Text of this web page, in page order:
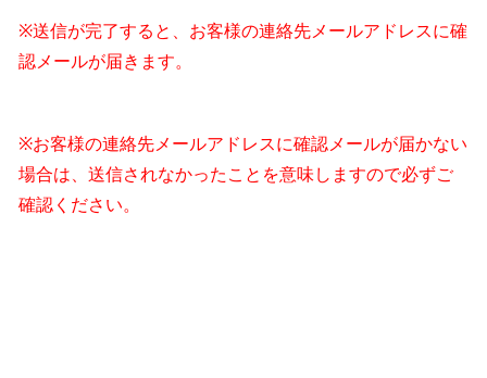
※送信が完了すると、お客様の連絡先メールアドレスに確
認メールが届きます。
※お客様の連絡先メールアドレスに確認メールが届かない
場合は、送信されなかったことを意味しますので必ずご
確認ください。